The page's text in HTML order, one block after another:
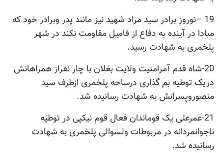
19 –نوروز برادر سید مراد شهید نیز مانند پدر وبرادر خود که
مبادا در آینده به دفاع از فامیل مقاومت نکند در شهر
پلخمری به شهادت رسید.
20-شاه قدم آمرامنیت ولایت بغلان با چار نفراز همراهانش
دریک توطیه بم گذاری درساحه پلخمری ازطرف سید
منصوروپسرانش به شهادت رسانیده شد.
21-عمرعلی یک قوماندان فعال قوم نیکپی در توطیه
ناجوانمردانه در مربوطات ولسوالی پلخمری به شهادت
رسانیده شد.